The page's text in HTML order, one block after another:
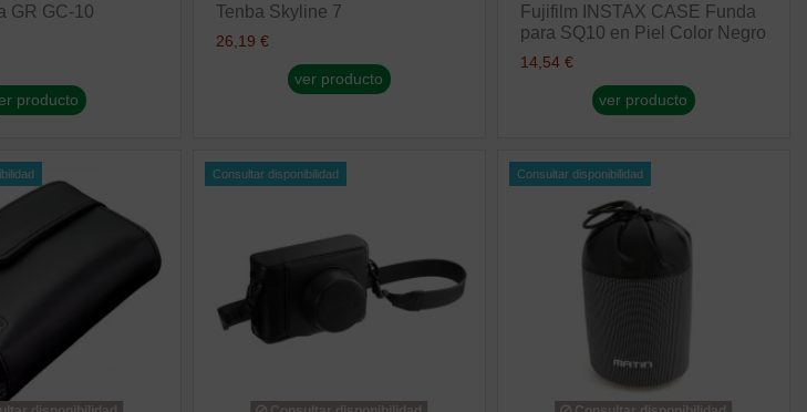
GR GC-10
producto
Tenba Skyline 7
26,19 €
ver producto
Fujifilm INSTAX CASE Funda
para SQ10 en Piel Color Negro
14,54 €
ver producto
Consultar disponibilidad Consultar disponibilidad